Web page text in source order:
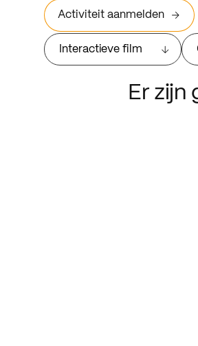
Activiteit aanmelden
Interactieve film
Er zijn